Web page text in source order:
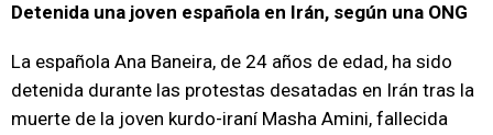
Detenida una joven española en Irán, según una ONG
La española Ana Baneira, de 24 años de edad, ha sido
detenida durante las protestas desatadas en Irán tras la
muerte de la joven kurdo-iraní Masha Amini, fallecida